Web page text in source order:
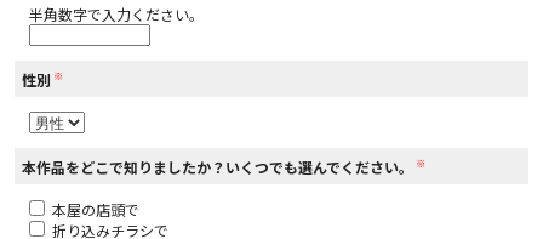
半角数字で入力ください。
性別 ※
本作品をどこで知りましたか？いくつでも選んでください。 ※
本屋の店頭で
折り込みチラシで